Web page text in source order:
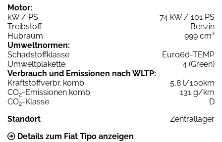
Motor:
kW / PS
74 kW / 101 PS
Treibstoff
Benzin
Hubraum
999 cm³
Umweltnormen:
Schadstoffklasse
Euro6d-TEMP
Umweltplakette
4 (Green)
Verbrauch und Emissionen nach WLTP:
Kraftstoffverbr. komb.
5,8 l/100km
CO2-Emissionen komb.
131 g/km
CO2-Klasse
D
Standort
Zentrallager
Details zum Fiat Tipo anzeigen